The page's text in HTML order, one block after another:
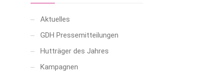
Aktuelles
GDH Pressemitteilungen
Hutträger des Jahres
Kampagnen